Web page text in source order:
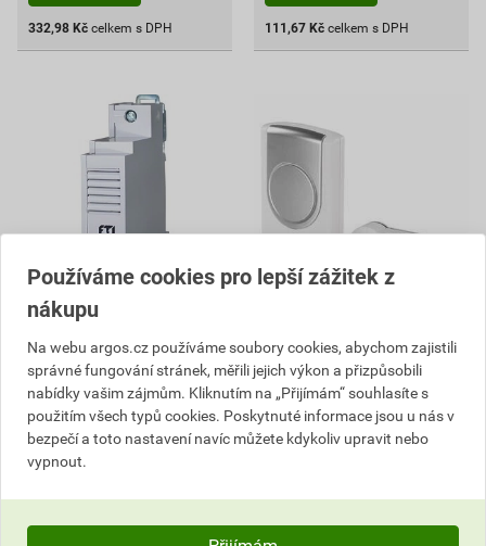
332,98 Kč celkem s DPH 111,67 Kč celkem s DPH
8V
354,75 Kč
278,33Kč
cena za ks s DPH
V centrálním skladu
BEZDRÁTOVÝ DC P5723
261,17 Kč
249,34Kč
cena za ks s DPH
Používáme cookies pro lepší zážitek z
nákupu
Na webu argos.cz používáme soubory cookies, abychom zajistili
správné fungování stránek, měřili jejich výkon a přizpůsobili
nabídky vašim zájmům. Kliknutím na „Přijímám“ souhlasíte s
použitím všech typů cookies. Poskytnuté informace jsou u nás v
bezpečí a toto nastavení navíc můžete kdykoliv upravit nebo
vypnout.